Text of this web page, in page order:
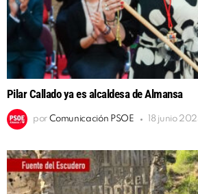
Pilar Callado ya es alcaldesa de Almansa
por Comunicación PSOE 18 junio